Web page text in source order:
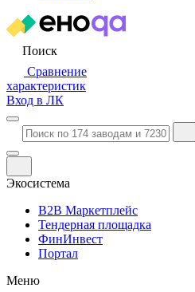
Поиск
Сравнение
характеристик
Вход в ЛК
Экосистема
B2B Маркетплейс
Тендерная площадка
ФинИнвест
Портал
Меню